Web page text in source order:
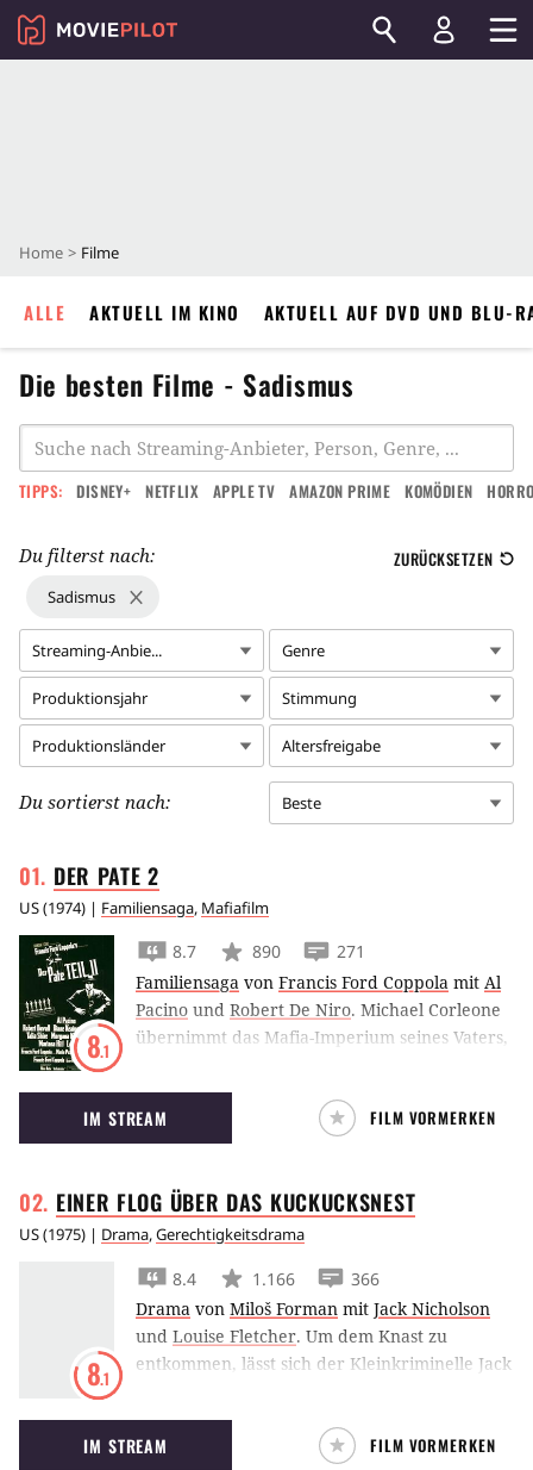
Home Filme
ALLE AKTUELL IM KINO AKTUELL AUF DVD UND BLU-
Die besten Filme - Sadismus
TIPPS: DISNEY+ NETFLIX APPLE TV AMAZON PRIME KOMÖDIEN
Du filterst nach: ZURÜCKSETZEN
Sadismus
Streaming-Anbie... Genre
Produktionsjahr Stimmung
Produktionsländer Altersfreigabe
Du sortierst nach: Beste
DER PATE2
US(1974) | Familiensaga, Mafiafilm
8.1
8.7 890
271
Familiensaga von Francis Ford Coppola mit Al
Pacino und Robert De Niro. Michael Corleone
übernimmt das Mafia-Imperium seines Vaters,
vergrößern, stößt er auf Widerstand – auch in
den eigenen Familienkreisen.
IM STREAM FILM VORMERKEN
EINER FLOG ÜBER DAS KUCKUCKSNEST
US(1975) | Drama,Gerechtigkeitsdrama
8.1
8.4 1.166
366
Drama von Miloš Forman mit Jack Nicholson
und Louise Fletcher. Um dem Knast zu
entkommen, lässt sich der Kleinkriminelle Jack
kümmert sich um die dort herrschenden
Regeln.
IM STREAM FILM VORMERKEN